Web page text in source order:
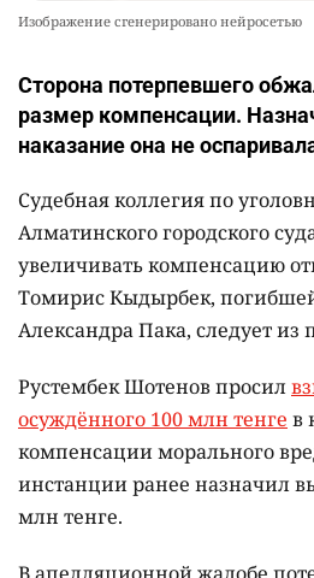
Изображение сгенерировано нейросетью
Сторона потерпевшего
размер компенсации.
наказание она не
Судебная коллегия по
Алматинского городского
увеличивать компенсацию
Томирис Кыдырбек,
Александра Пака, следует из
Рустембек Шотенов просил
осуждённого 100 млн тенге в
компенсации морального
инстанции ранее назначил
млн тенге.